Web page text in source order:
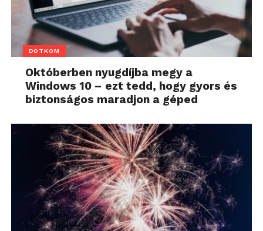
DOTKOM
Októberben nyugdíjba megy a
Windows 10 – ezt tedd, hogy gyors és
biztonságos maradjon a géped